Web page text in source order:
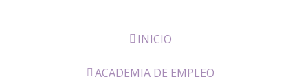
INICIO
ACADEMIA DE EMPLEO